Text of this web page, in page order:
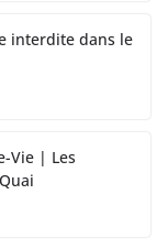
interdite dans le
Vie | Les